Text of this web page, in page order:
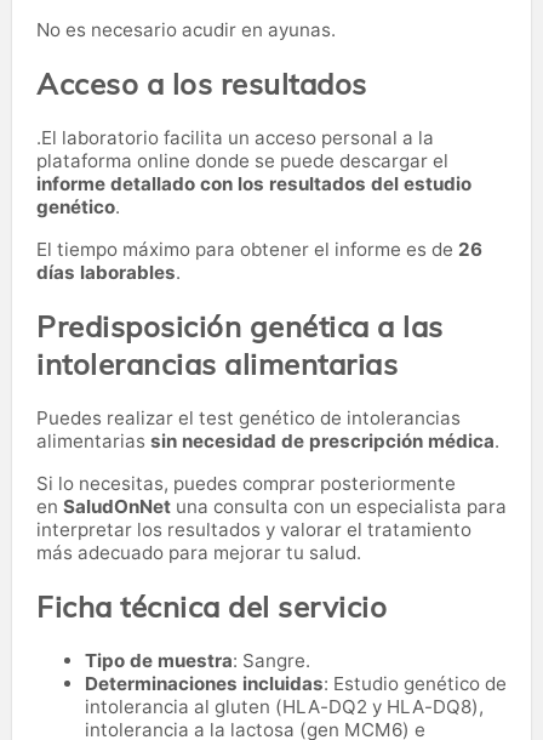
No es necesario acudir en ayunas.
Acceso a los resultados
.El laboratorio facilita un acceso personal a la
plataforma online donde se puede descargar el
informe detallado con los resultados del estudio
genético.
El tiempo máximo para obtener el informe es de 26
días laborables.
Predisposición genética a las
intolerancias alimentarias
Puedes realizar el test genético de intolerancias
alimentarias sin necesidad de prescripción médica.
Si lo necesitas, puedes comprar posteriormente
en SaludOnNet una consulta con un especialista para
interpretar los resultados y valorar el tratamiento
más adecuado para mejorar tu salud.
Ficha técnica del servicio
Tipo de muestra: Sangre.
Determinaciones incluidas: Estudio genético de
intolerancia al gluten (HLA-DQ2 y HLA-DQ8),
intolerancia a la lactosa (gen MCM6) e